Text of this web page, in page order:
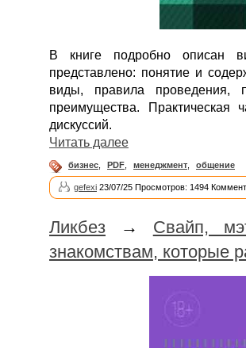
В книге подробно описан
представлено: понятие и
виды, правила проведения,
преимущества. Практическая
дискуссий.
Читать далее
бизнес, PDF, менеджмент, общение
gefexi 23/07/25 Просмотров: 1494
Ликбез → Свайп,
знакомствам, которые